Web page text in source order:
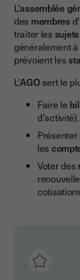
Tableau
Comment
convocations
Quels
Quel niveau
Conclusion
L'assemblée
des membres
traiter les
généralement
prévoient les
L'AGO sert le
Faire le
d'activité).
les
Voter des